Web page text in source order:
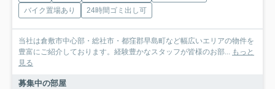
バイク置場あり
24時間ゴミ出し可
当社は倉敷市中心部・総社市・都窪郡早島町など幅広いエリアの物件を
豊富にご紹介しております。経験豊かなスタッフが皆様のお部... もっと
見る
募集中の部屋